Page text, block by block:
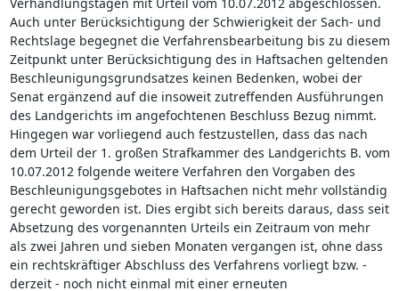
Auch unter Berücksichtigung der Schwierigkeit der Sach- und
Rechtslage begegnet die Verfahrensbearbeitung bis zu diesem
Zeitpunkt unter Berücksichtigung des in Haftsachen geltenden
Beschleunigungsgrundsatzes keinen Bedenken, wobei der
Senat ergänzend auf die insoweit zutreffenden Ausführungen
des Landgerichts im angefochtenen Beschluss Bezug nimmt.
Hingegen war vorliegend auch festzustellen, dass das nach
dem Urteil der 1. großen Strafkammer des Landgerichts B. vom
10.07.2012 folgende weitere Verfahren den Vorgaben des
Beschleunigungsgebotes in Haftsachen nicht mehr vollständig
gerecht geworden ist. Dies ergibt sich bereits daraus, dass seit
Absetzung des vorgenannten Urteils ein Zeitraum von mehr
als zwei Jahren und sieben Monaten vergangen ist, ohne dass
ein rechtskräftiger Abschluss des Verfahrens vorliegt bzw. -
derzeit - noch nicht einmal mit einer erneuten